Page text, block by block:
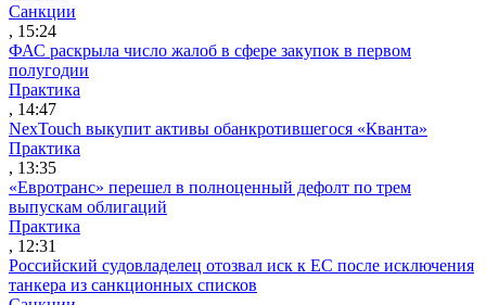
Санкции
, 15:24
ФАС раскрыла число жалоб в сфере закупок в первом
полугодии
Практика
, 14:47
NexTouch выкупит активы обанкротившегося «Кванта»
Практика
, 13:35
«Евротранс» перешел в полноценный дефолт по трем
выпускам облигаций
Практика
, 12:31
Российский судовладелец отозвал иск к ЕС после исключения
танкера из санкционных списков